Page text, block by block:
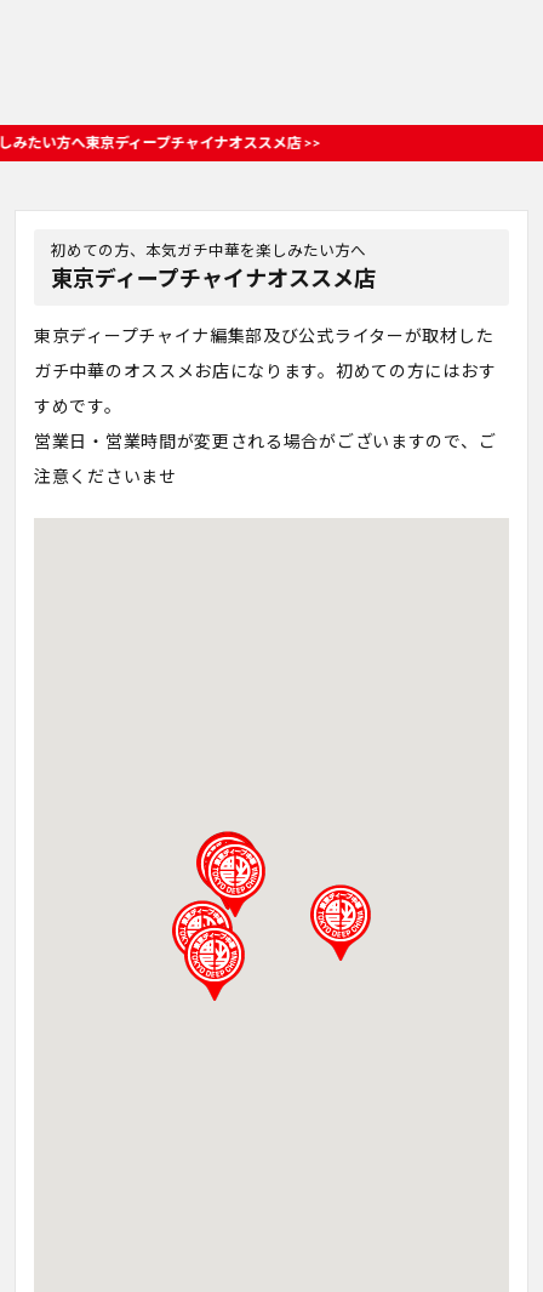
い方へ東京ディープチャイナオススメ店 >>
初めての方、本気ガチ中華を楽しみたい方へ
東京ディープチャイナオススメ店
東京ディープチャイナ編集部及び公式ライターが取材した
ガチ中華のオススメお店になります。初めての方にはおす
すめです。
営業日・営業時間が変更される場合がございますので、ご
注意くださいませ